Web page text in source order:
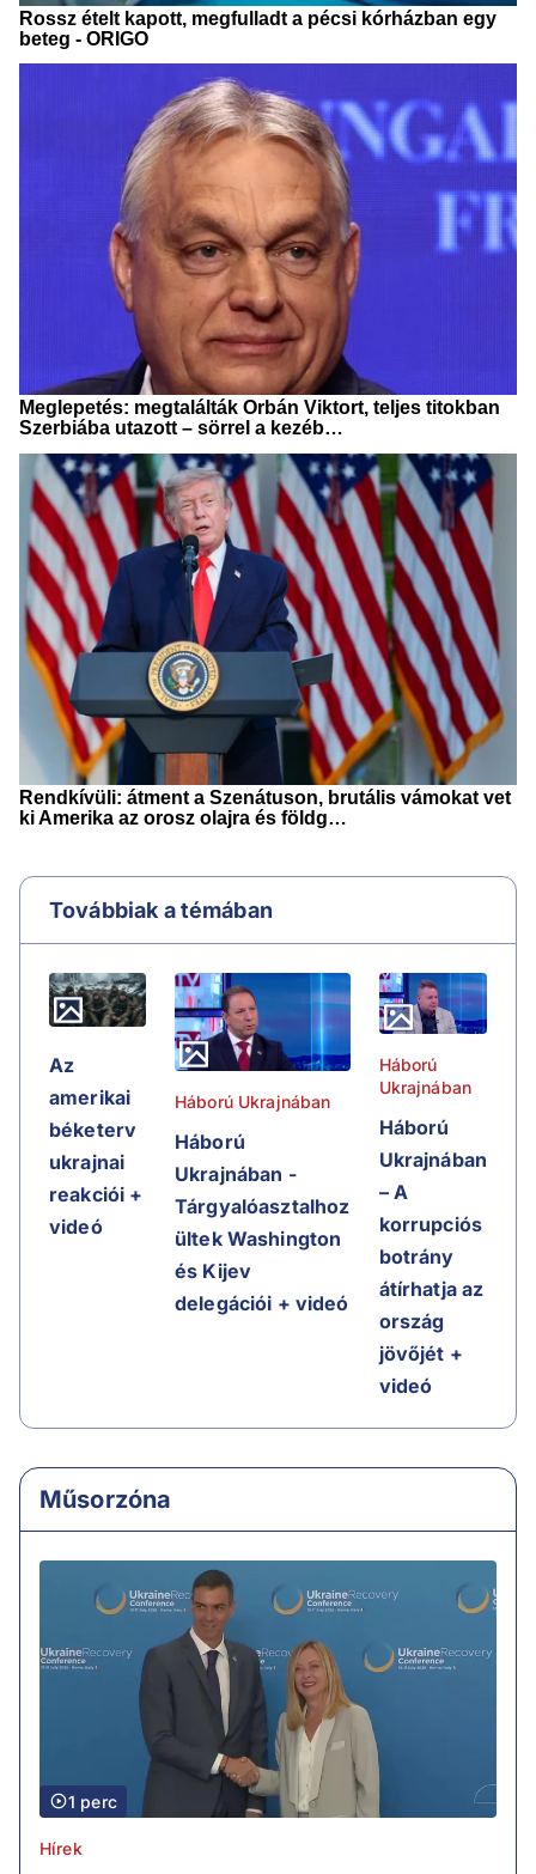
Továbbiak a témában
Az
amerikai
béketerv
ukrajnai
reakciói +
videó
Háború Ukrajnában
Háború
Ukrajnában -
Tárgyalóasztalhoz
ültek Washington
és Kijev
delegációi + videó
Háború
Ukrajnában
Háború
Ukrajnában
– A
korrupciós
botrány
átírhatja az
ország
jövőjét +
videó
Műsorzóna
1 perc
Hírek